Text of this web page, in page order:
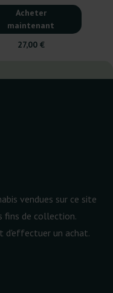
Acheter
maintenant
27,00 €
vendues sur ce site
fins de collection.
d'effectuer un achat.